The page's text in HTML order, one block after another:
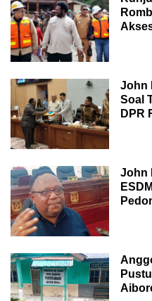
John
Soal
DPR
John